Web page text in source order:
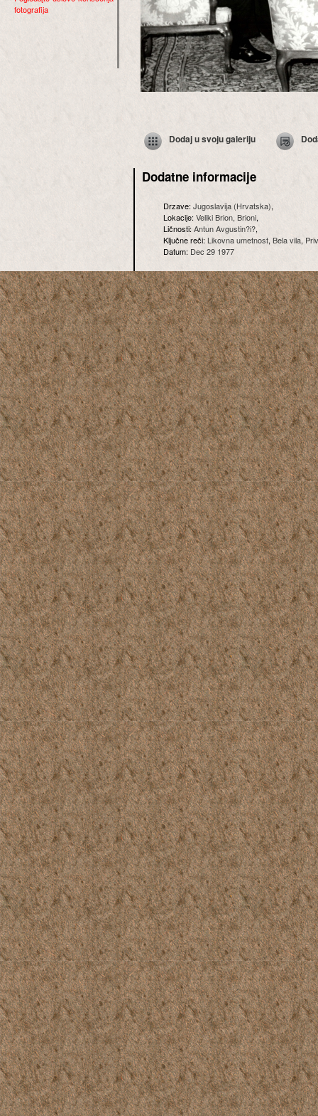
fotografija
Dodaj u svoju galeriju
Dodatne informacije
Drzave:Jugoslavija (Hrvatska),
Lokacije:Veliki Brion, Brioni,
Ličnosti:Antun Avgustin?i?,
Ključne reči: Likovna umetnost, Bela vila,
Datum: Dec 29 1977